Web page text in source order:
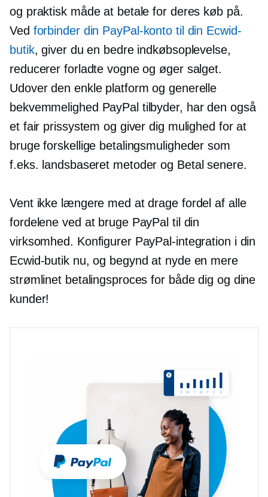
og praktisk måde at betale for deres køb på.
Ved forbinder din PayPal-konto til din Ecwid-
butik, giver du en bedre indkøbsoplevelse,
reducerer forladte vogne og øger salget.
Udover den enkle platform og generelle
bekvemmelighed PayPal tilbyder, har den også
et fair prissystem og giver dig mulighed for at
bruge forskellige betalingsmuligheder som
f.eks. landsbaseret metoder og Betal senere.
Vent ikke længere med at drage fordel af alle
fordelene ved at bruge PayPal til din
virksomhed. Konfigurer PayPal-integration i din
Ecwid-butik nu, og begynd at nyde en mere
strømlinet betalingsproces for både dig og dine
kunder!